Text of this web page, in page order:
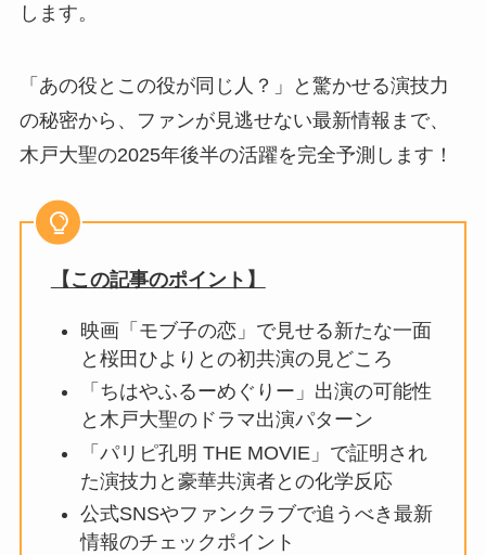
します。
「あの役とこの役が同じ人？」と驚かせる演技力
の秘密から、ファンが見逃せない最新情報まで、
木戸大聖の2025年後半の活躍を完全予測します！
【この記事のポイント】
映画「モブ子の恋」で見せる新たな一面
と桜田ひよりとの初共演の見どころ
「ちはやふるーめぐりー」出演の可能性
と木戸大聖のドラマ出演パターン
「パリピ孔明 THE MOVIE」で証明され
た演技力と豪華共演者との化学反応
公式SNSやファンクラブで追うべき最新
情報のチェックポイント